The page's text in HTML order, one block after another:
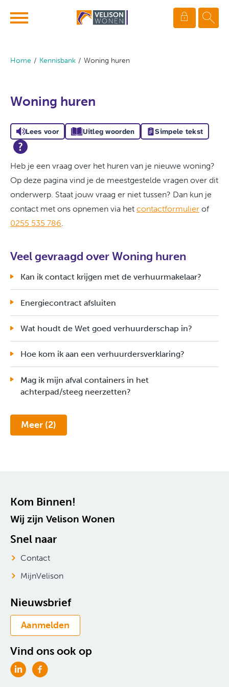
Naar de homepage
Ga naar Hoofd
Home Kennisbank Woning huren
Woning huren
Lees voor Uitleg woorden Simpele tekst
Heb je een vraag over het huren van je nieuwe woning?
Op deze pagina vind je de meestgestelde vragen over dit
onderwerp. Staat jouw vraag er niet tussen? Dan kun je
contact met ons opnemen via het contactformulier of
0255 535 786.
Veel gevraagd over Woning huren
Kan ik contact krijgen met de verhuurmakelaar?
Energiecontract afsluiten
Wat houdt de Wet goed verhuurderschap in?
Hoe kom ik aan een verhuurdersverklaring?
Mag ik mijn afval containers in het
achterpad/steeg neerzetten?
Meer (2)
Contactinformatie
Kom Binnen!
Wij zijn Velison Wonen
Snel naar
Contact
MijnVelison
Nieuwsbrief
Aanmelden
Vind ons ook op